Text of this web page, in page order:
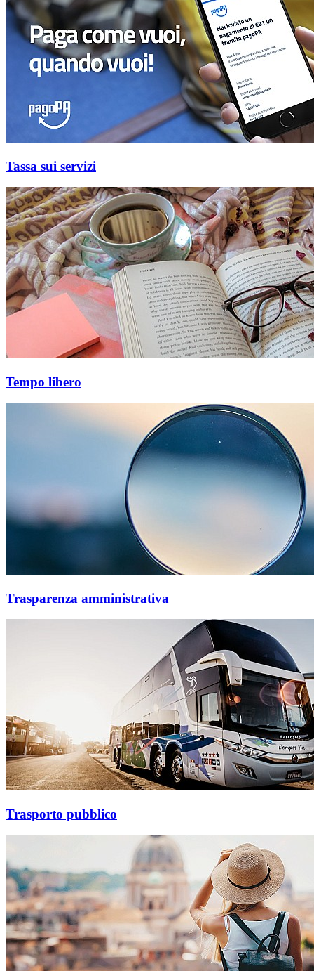
Tassa sui servizi
Tempo libero
Trasparenza amministrativa
Trasporto pubblico